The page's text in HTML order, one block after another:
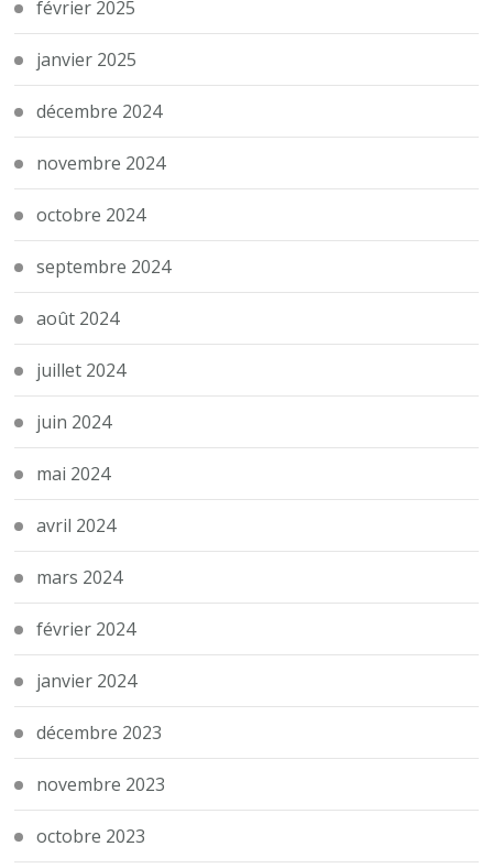
février 2025
janvier 2025
décembre 2024
novembre 2024
octobre 2024
septembre 2024
août 2024
juillet 2024
juin 2024
mai 2024
avril 2024
mars 2024
février 2024
janvier 2024
décembre 2023
novembre 2023
octobre 2023